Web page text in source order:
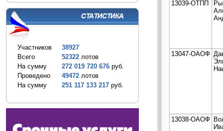
Участников
38927
Всего
52322 лотов
На сумму
272 019 720 676 руб.
Проведено
49472 лотов
На сумму
251 117 133 217 руб.
13039-ОТПП
13047-ОАОФ
13038-ОАОФ